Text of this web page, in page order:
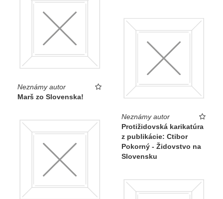
Neznámy autor
Marš zo Slovenska!
Neznámy autor
Protižidovská karikatúra
z publikácie: Ctibor
Pokorný - Židovstvo na
Slovensku